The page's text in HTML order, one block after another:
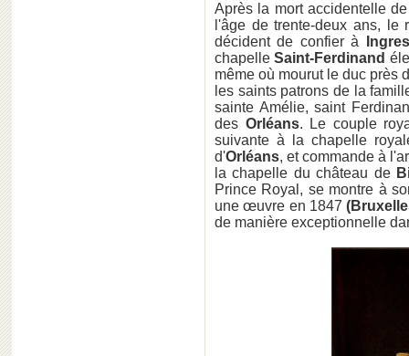
Après la mort accidentelle
l'âge de trente-deux ans, le
décident de confier à
Ingres
chapelleSaint-Ferdinand
même où mourut le duc près
les saints patrons de la
sainte Amélie, saint
des Orléans. Le couple
suivante à la chapelle
d'Orléans, et commande à
la chapelle du château de
Prince Royal, se montre à
une œuvre en 1847
de manière exceptionnelle